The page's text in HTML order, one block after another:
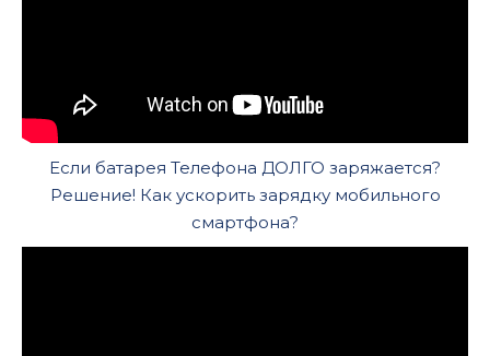
Если батарея Телефона ДОЛГО заряжается?
Решение! Как ускорить зарядку мобильного
смартфона?